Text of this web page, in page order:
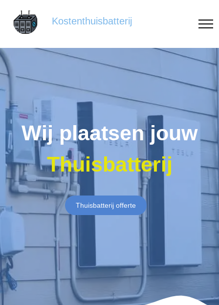
Kostenthuisbatterij
Wij plaatsen jouw
Thuisbatterij
Thuisbatterij offerte